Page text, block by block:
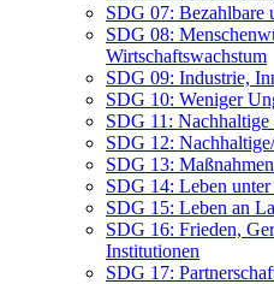
SDG 07: Bezahlbare
SDG 08:
Wirtschaftswachstum
SDG 09: Industrie,
SDG 10: Weniger
SDG 11: Nachhaltige
SDG 12:
SDG 13:
SDG 14: Leben unter
SDG 15: Leben an
SDG 16: Frieden,
Institutionen
SDG 17: